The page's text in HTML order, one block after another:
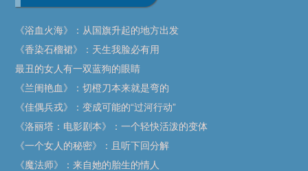
《浴血火海》：从国旗升起的地方出发
《香染石榴裙》：天生我脸必有用
最丑的女人有一双蓝狗的眼睛
《兰闺艳血》：切橙刀本来就是弯的
《佳偶兵戎》：变成可能的“过河行动”
《洛丽塔：电影剧本》：一个轻快活泼的变体
《一个女人的秘密》：且听下回分解
《魔法师》：来自她的胎生的情人